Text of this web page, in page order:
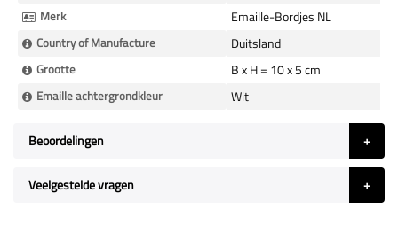
Merk Emaille-Bordjes NL
Country of Manufacture Duitsland
Grootte B x H = 10 x 5 cm
Emaille achtergrondkleur Wit
Beoordelingen
Veelgestelde vragen